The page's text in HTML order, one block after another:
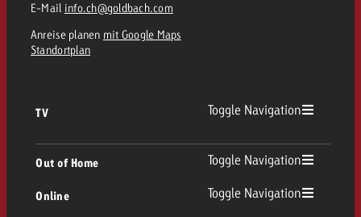
E-Mail info.ch@goldbach.com
Anreise planen mit Google Maps
Standortplan
TV Toggle Navigation
Out of Home Toggle Navigation
Out of Home Übersicht
Online Toggle Navigation